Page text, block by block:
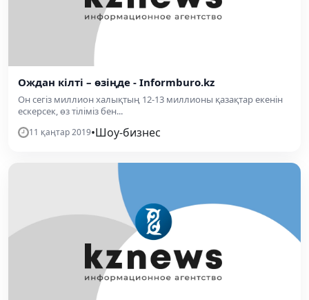
Ождан кілті – өзіңде - Informburo.kz
Он сегіз миллион халықтың 12-13 миллионы қазақтар екенін
ескерсек, өз тіліміз бен...
11 қаңтар 2019•Шоу-бизнес